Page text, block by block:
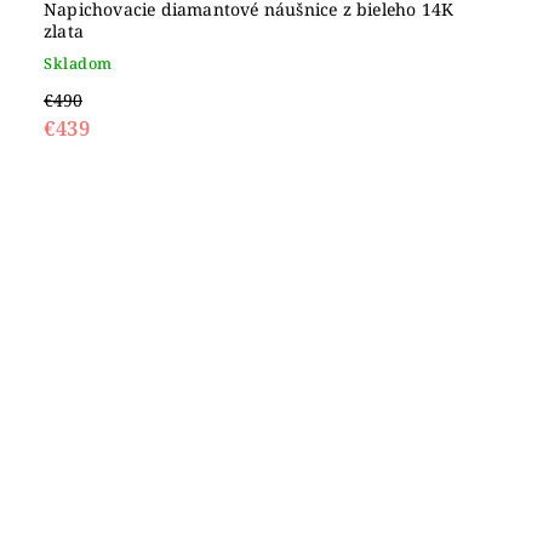
Napichovacie diamantové náušnice z bieleho 14K
zlata
Skladom
€490
€439